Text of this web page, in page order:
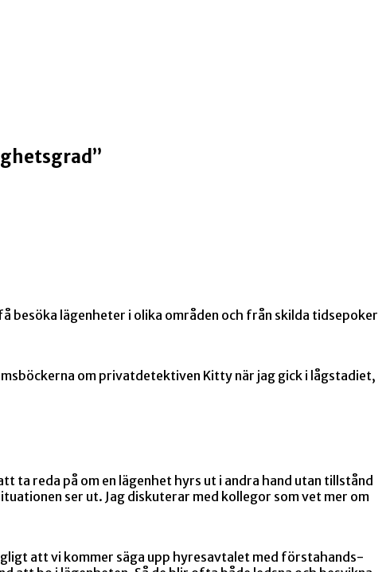
besöka lägenheter i olika områden och från skilda tidsepoker
om privatdetektiven Kitty när jag gick i lågstadiet,
ta reda på om en lägenhet hyrs ut i andra hand utan tillstånd
ser ut. Jag diskuterar med kollegor som vet mer om
att vi kommer säga upp hyresavtalet med förstahands-